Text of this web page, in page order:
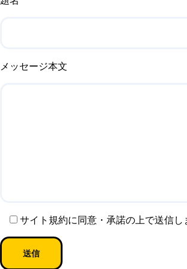
メッセージ本文
サイト規約に同意・承諾の上で送信し